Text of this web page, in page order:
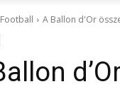
Football A Ballon d'Or